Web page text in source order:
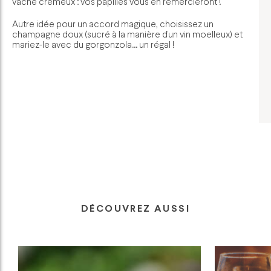
Autre idée pour un accord magique, choisissez un
champagne doux (sucré à la manière d’un vin moelleux) et
mariez-le avec du gorgonzola… un régal !
DÉCOUVREZ AUSSI